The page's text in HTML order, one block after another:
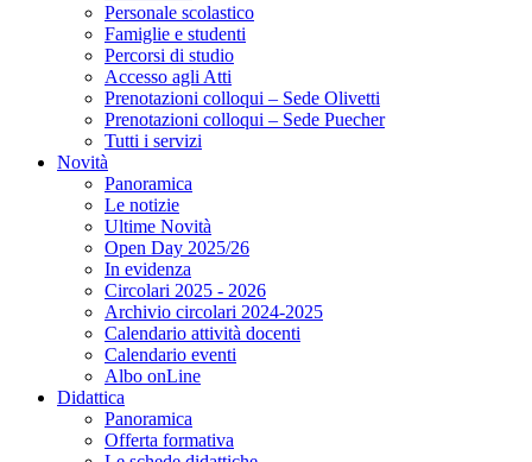
Personale scolastico
Famiglie e studenti
Percorsi di studio
Accesso agli Atti
Prenotazioni colloqui – Sede Olivetti
Prenotazioni colloqui – Sede Puecher
Tutti i servizi
Novità
Panoramica
Le notizie
Ultime Novità
Open Day 2025/26
In evidenza
Circolari 2025 - 2026
Archivio circolari 2024-2025
Calendario attività docenti
Calendario eventi
Albo onLine
Didattica
Panoramica
Offerta formativa